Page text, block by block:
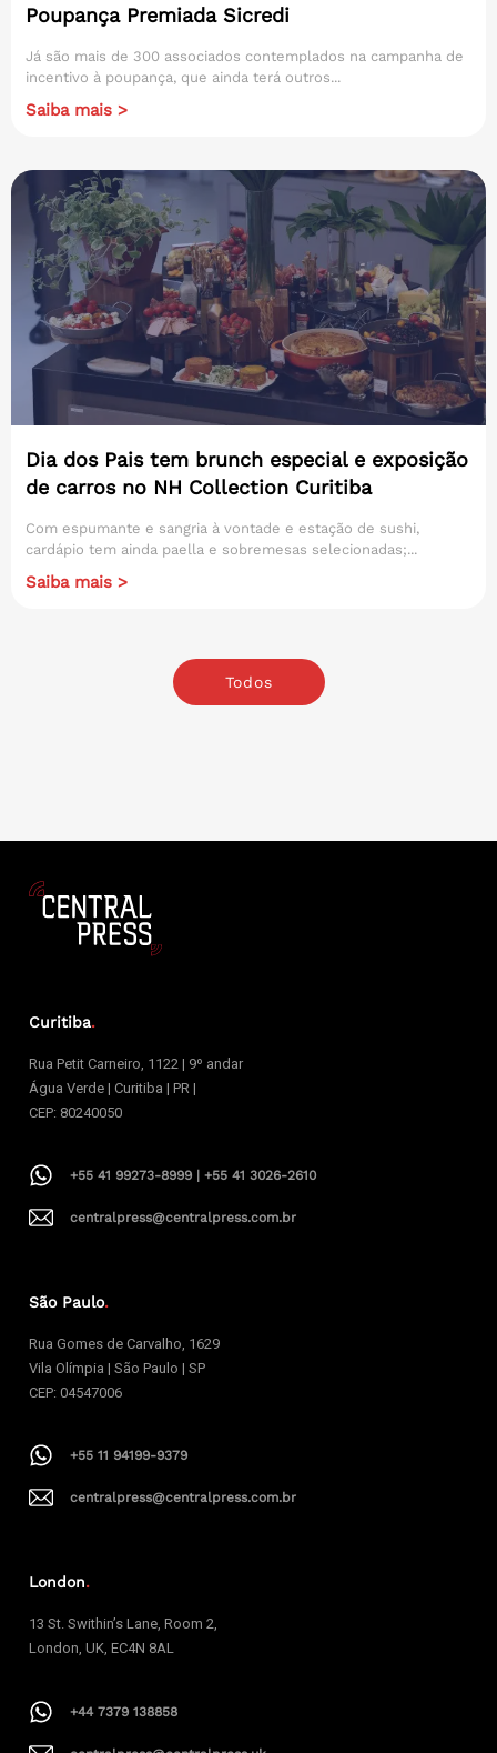
Poupança Premiada Sicredi
Já são mais de 300 associados contemplados na campanha de
incentivo à poupança, que ainda terá outros...
Saiba mais >
Dia dos Pais tem brunch especial e exposição
de carros no NH Collection Curitiba
Com espumante e sangria à vontade e estação de sushi,
cardápio tem ainda paella e sobremesas selecionadas;...
Saiba mais >
Todos
Curitiba.
Rua Petit Carneiro, 1122 | 9º andar
Água Verde | Curitiba | PR |
CEP: 80240050
+55 41 99273-8999 | +55 41 3026-2610
centralpress@centralpress.com.br
São Paulo.
Rua Gomes de Carvalho, 1629
Vila Olímpia | São Paulo | SP
CEP: 04547006
+55 11 94199-9379
centralpress@centralpress.com.br
London.
13 St. Swithin’s Lane, Room 2,
London, UK, EC4N 8AL
+44 7379 138858